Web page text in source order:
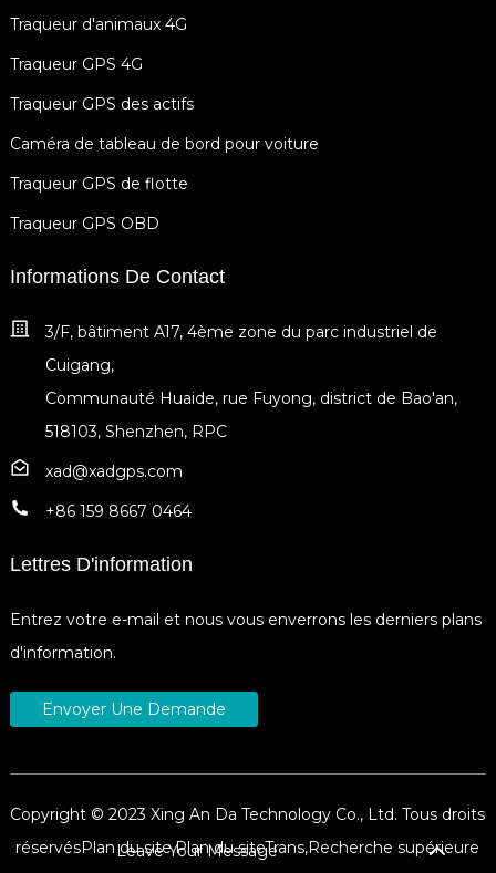
Traqueur d'animaux 4G
Traqueur GPS 4G
Traqueur GPS des actifs
Caméra de tableau de bord pour voiture
Traqueur GPS de flotte
Traqueur GPS OBD
Informations De Contact
3/F, bâtiment A17, 4ème zone du parc industriel de
Cuigang,
Communauté Huaide, rue Fuyong, district de Bao'an,
518103, Shenzhen, RPC
xad@xadgps.com
+86 159 8667 0464
Lettres D'information
Entrez votre e-mail et nous vous enverrons les derniers plans
d'information.
Envoyer Une Demande
Copyright © 2023 Xing An Da Technology Co., Ltd. Tous droits
réservésPlan du site,Plan du siteTrans,Recherche supérieure
Leave Your Message